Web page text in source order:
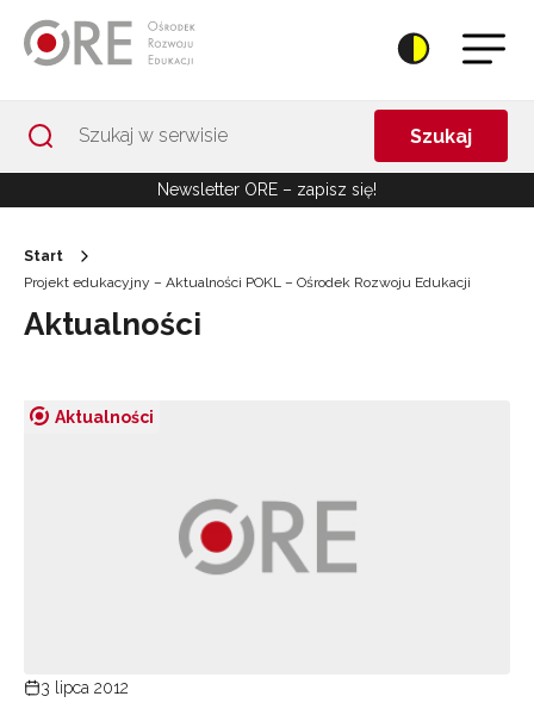
Szukaj
Newsletter ORE – zapisz się!
Start
Projekt edukacyjny – Aktualności POKL – Ośrodek Rozwoju Edukacji
Aktualności
Aktualności
3 lipca 2012